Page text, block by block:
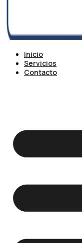
Inicio
Servicios
Contacto